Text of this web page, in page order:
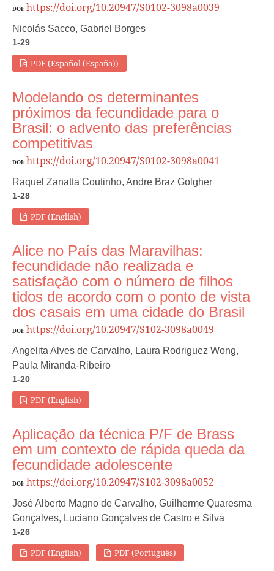
DOI: https://doi.org/10.20947/S0102-3098a0039
Nicolás Sacco, Gabriel Borges
1-29
PDF (Español (España))
Modelando os determinantes
próximos da fecundidade para o
Brasil: o advento das preferências
competitivas
DOI: https://doi.org/10.20947/S0102-3098a0041
Raquel Zanatta Coutinho, Andre Braz Golgher
1-28
PDF (English)
Alice no País das Maravilhas:
fecundidade não realizada e
satisfação com o número de filhos
tidos de acordo com o ponto de vista
dos casais em uma cidade do Brasil
DOI: https://doi.org/10.20947/S102-3098a0049
Angelita Alves de Carvalho, Laura Rodriguez Wong,
Paula Miranda-Ribeiro
1-20
PDF (English)
Aplicação da técnica P/F de Brass
em um contexto de rápida queda da
fecundidade adolescente
DOI: https://doi.org/10.20947/S102-3098a0052
José Alberto Magno de Carvalho, Guilherme Quaresma
Gonçalves, Luciano Gonçalves de Castro e Silva
1-26
PDF (English) PDF (Português)